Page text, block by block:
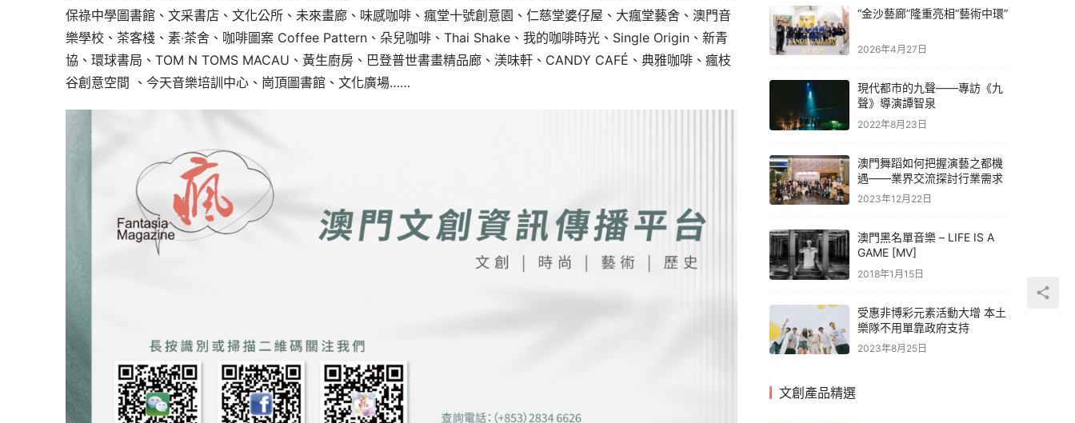
保祿中學圖書館、文采書店、文化公所、未來畫廊、味感咖啡、瘋堂十號創意園、仁慈堂婆仔屋、大瘋堂藝舍、澳門音
樂學校、茶客棧、素‧茶舍、咖啡圖案 Coffee Pattern、朵兒咖啡、Thai Shake、我的咖啡時光、Single Origin、新青
協、環球書局、TOM N TOMS MACAU、黃生廚房、巴登普世書畫精品廊、渼味軒、CANDY CAFÉ、典雅咖啡、瘋枝
谷創意空間 、今天音樂培訓中心、崗頂圖書館、文化廣場……
“金沙藝廊”隆重亮相“藝術中環”
2026年4月27日
現代都市的九聲——專訪《九
聲》導演譚智泉
2022年8月23日
澳門舞蹈如何把握演藝之都機
遇——業界交流探討行業需求
2023年12月22日
澳門黑名單音樂 – LIFE IS A
GAME [MV]
2018年1月15日
受惠非博彩元素活動大增 本土
樂隊不用單靠政府支持
2023年8月25日
文創產品精選